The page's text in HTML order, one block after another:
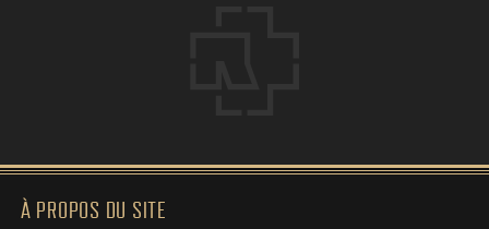
À PROPOS DU SITE